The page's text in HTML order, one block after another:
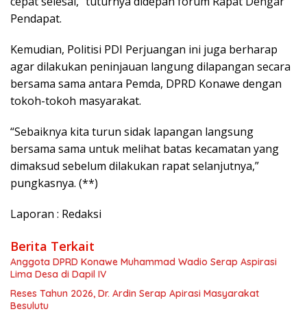
Pendapat.
Kemudian, Politisi PDI Perjuangan ini juga berharap
agar dilakukan peninjauan langung dilapangan secara
bersama sama antara Pemda, DPRD Konawe dengan
tokoh-tokoh masyarakat.
“Sebaiknya kita turun sidak lapangan langsung
bersama sama untuk melihat batas kecamatan yang
dimaksud sebelum dilakukan rapat selanjutnya,”
pungkasnya. (**)
Laporan : Redaksi
Berita Terkait
Anggota DPRD Konawe Muhammad Wadio Serap Aspirasi
Lima Desa di Dapil IV
Reses Tahun 2026, Dr. Ardin Serap Apirasi Masyarakat
Besulutu